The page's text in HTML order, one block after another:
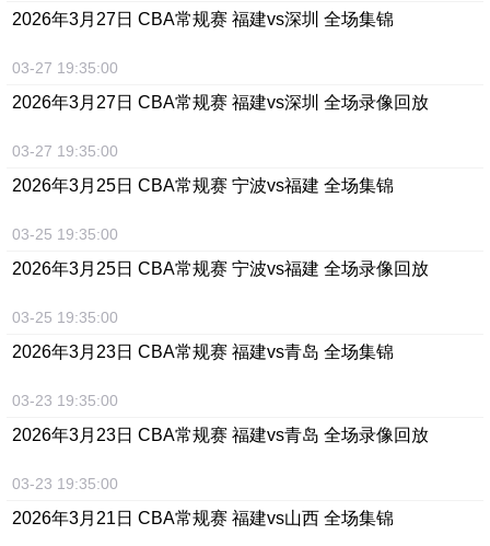
2026年3月27日 CBA常规赛 福建vs深圳 全场集锦
03-27 19:35:00
2026年3月27日 CBA常规赛 福建vs深圳 全场录像回放
03-27 19:35:00
2026年3月25日 CBA常规赛 宁波vs福建 全场集锦
03-25 19:35:00
2026年3月25日 CBA常规赛 宁波vs福建 全场录像回放
03-25 19:35:00
2026年3月23日 CBA常规赛 福建vs青岛 全场集锦
03-23 19:35:00
2026年3月23日 CBA常规赛 福建vs青岛 全场录像回放
03-23 19:35:00
2026年3月21日 CBA常规赛 福建vs山西 全场集锦